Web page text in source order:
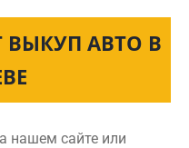
АВТО В
нашем сайте или